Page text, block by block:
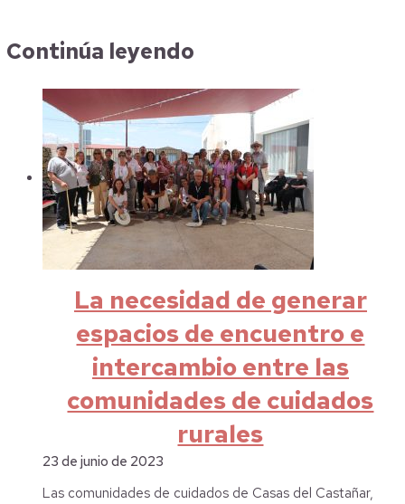
Continúa leyendo
La necesidad de generar
espacios de encuentro e
intercambio entre las
comunidades de cuidados
rurales
23 de junio de 2023
Las comunidades de cuidados de Casas del Castañar,